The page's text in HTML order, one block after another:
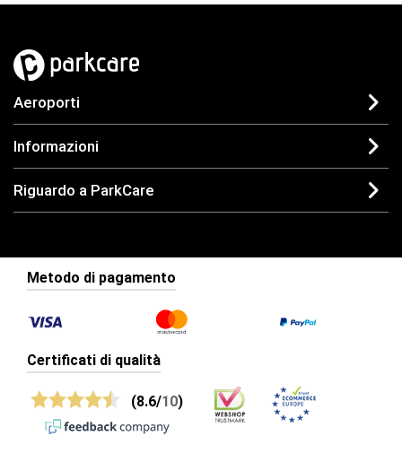
Aeroporti
Informazioni
Riguardo a ParkCare
Metodo di pagamento
Certificati di qualità
(8.6/10)